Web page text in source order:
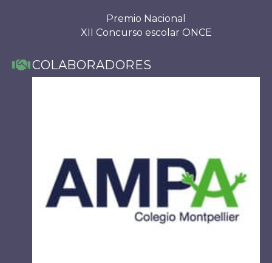
Premio Nacional
XII Concurso escolar ONCE
COLABORADORES